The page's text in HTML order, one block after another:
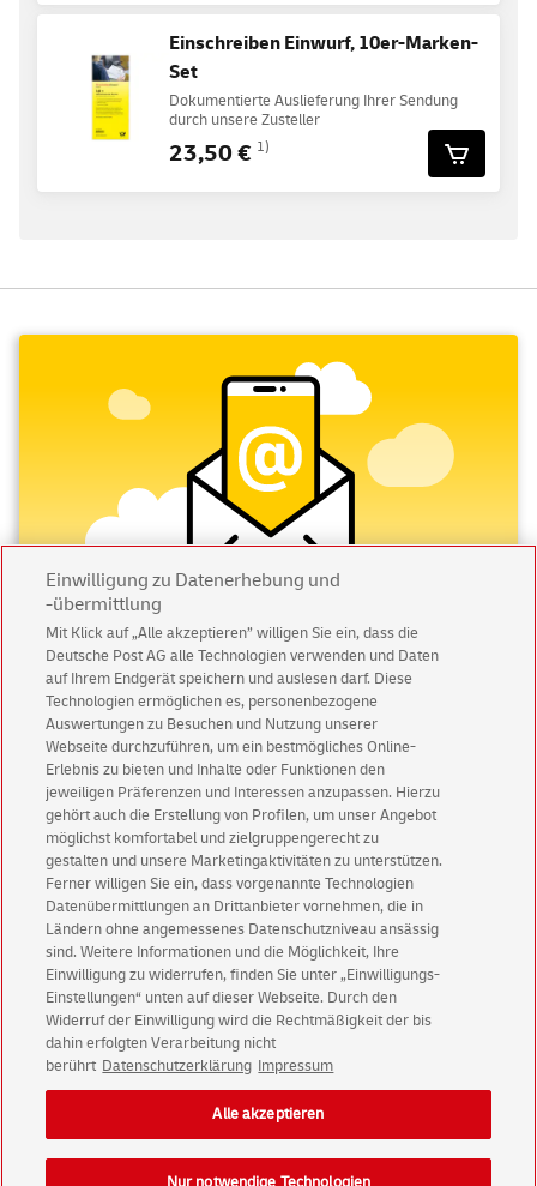
Einschreiben Einwurf, 10er-Marken-
Set
Dokumentierte Auslieferung Ihrer Sendung
durch unsere Zusteller
23,50 € 1)
Abonnieren Sie unseren Newsletter
Immer informiert über exklusive Angebote und
Aktionen - jetzt mit Vorteil
Privatkundensichern sich einen5 € Gutschein
für POSTSCAN!
Geschäftskundenerhalten einen5 € Gutschein
für Briefmarke individuell!
Zur Newsletter-Anmeldung
© Mon Aug 10 12:21:53 CEST 2026 Deutsche Post AG
Impressum
Datenschutz
Einwilligungs-Einstellungen
Rechtliche Hinweise
Barrierefreiheit
Einwilligung zu Datenerhebung und
-übermittlung
Mit Klick auf „Alle akzeptieren” willigen Sie ein, dass die
Deutsche Post AG alle Technologien verwenden und Daten
auf Ihrem Endgerät speichern und auslesen darf. Diese
Technologien ermöglichen es, personenbezogene
Auswertungen zu Besuchen und Nutzung unserer
Webseite durchzuführen, um ein bestmögliches Online-
Erlebnis zu bieten und Inhalte oder Funktionen den
jeweiligen Präferenzen und Interessen anzupassen. Hierzu
gehört auch die Erstellung von Profilen, um unser Angebot
möglichst komfortabel und zielgruppengerecht zu
gestalten und unsere Marketingaktivitäten zu unterstützen.
Ferner willigen Sie ein, dass vorgenannte Technologien
Datenübermittlungen an Drittanbieter vornehmen, die in
Ländern ohne angemessenes Datenschutzniveau ansässig
sind. Weitere Informationen und die Möglichkeit, Ihre
Einwilligung zu widerrufen, finden Sie unter „Einwilligungs-
Einstellungen“ unten auf dieser Webseite. Durch den
Widerruf der Einwilligung wird die Rechtmäßigkeit der bis
dahin erfolgten Verarbeitung nicht
berührt Datenschutzerklärung Impressum
Alle akzeptieren